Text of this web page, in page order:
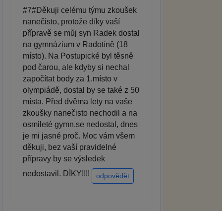
#7#Děkuji celému týmu zkoušek
nanečisto, protože díky vaší
přípravě se můj syn Radek dostal
na gymnázium v Radotíně (18
místo). Na Postupické byl těsně
pod čarou, ale kdyby si nechal
započítat body za 1.místo v
olympiádě, dostal by se také z 50
místa. Před dvěma lety na vaše
zkoušky nanečisto nechodil a na
osmileté gymn.se nedostal, dnes
je mi jasné proč. Moc vám všem
děkuji, bez vaší pravidelné
přípravy by se výsledek
nedostavil. DÍKY!!!!
odpovědět